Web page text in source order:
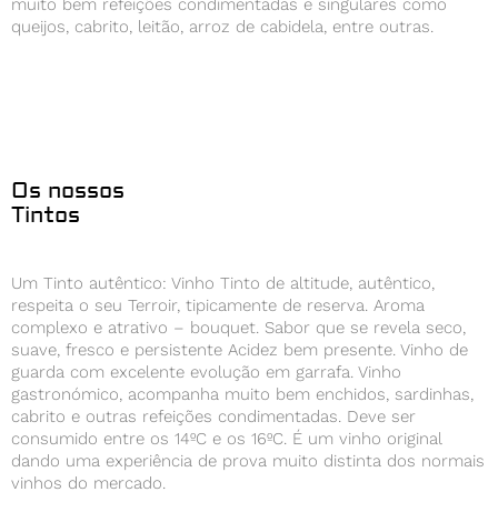
muito bem refeições condimentadas e singulares como
queijos, cabrito, leitão, arroz de cabidela, entre outras.
Os nossos
Tintos
Um Tinto autêntico: Vinho Tinto de altitude, autêntico,
respeita o seu Terroir, tipicamente de reserva. Aroma
complexo e atrativo – bouquet. Sabor que se revela seco,
suave, fresco e persistente Acidez bem presente. Vinho de
guarda com excelente evolução em garrafa. Vinho
gastronómico, acompanha muito bem enchidos, sardinhas,
cabrito e outras refeições condimentadas. Deve ser
consumido entre os 14ºC e os 16ºC. É um vinho original
dando uma experiência de prova muito distinta dos normais
vinhos do mercado.